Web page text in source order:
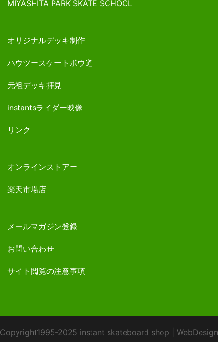
MIYASHITA PARK SKATE SCHOOL
オリジナルデッキ制作
ハウツースケートボウ道
元祖デッキ拝見
instantsライダー映像
リンク
オンラインストアー
楽天市場店
メールマガジン登録
お問い合わせ
サイト閲覧の注意事項
Copyright1995-2025 instant skateboard shop
WebDesign